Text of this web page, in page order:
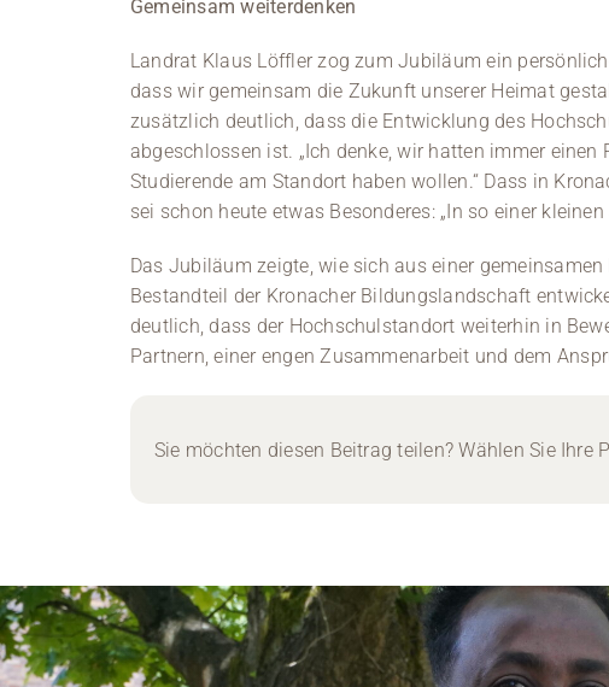
Gemeinsam weiterdenken
Landrat Klaus Löffler zog zum Jubiläum ein
dass wir gemeinsam die Zukunft unserer Heimat
zusätzlich deutlich, dass die Entwicklung des
abgeschlossen ist. „Ich denke, wir hatten immer
Studierende am Standort haben wollen.“ Dass in
sei schon heute etwas Besonderes: „In so einer
Das Jubiläum zeigte, wie sich aus einer
Bestandteil der Kronacher Bildungslandschaft
deutlich, dass der Hochschulstandort weiterhin in
Partnern, einer engen Zusammenarbeit und dem
Sie möchten diesen Beitrag teilen? Wählen Sie Ihre